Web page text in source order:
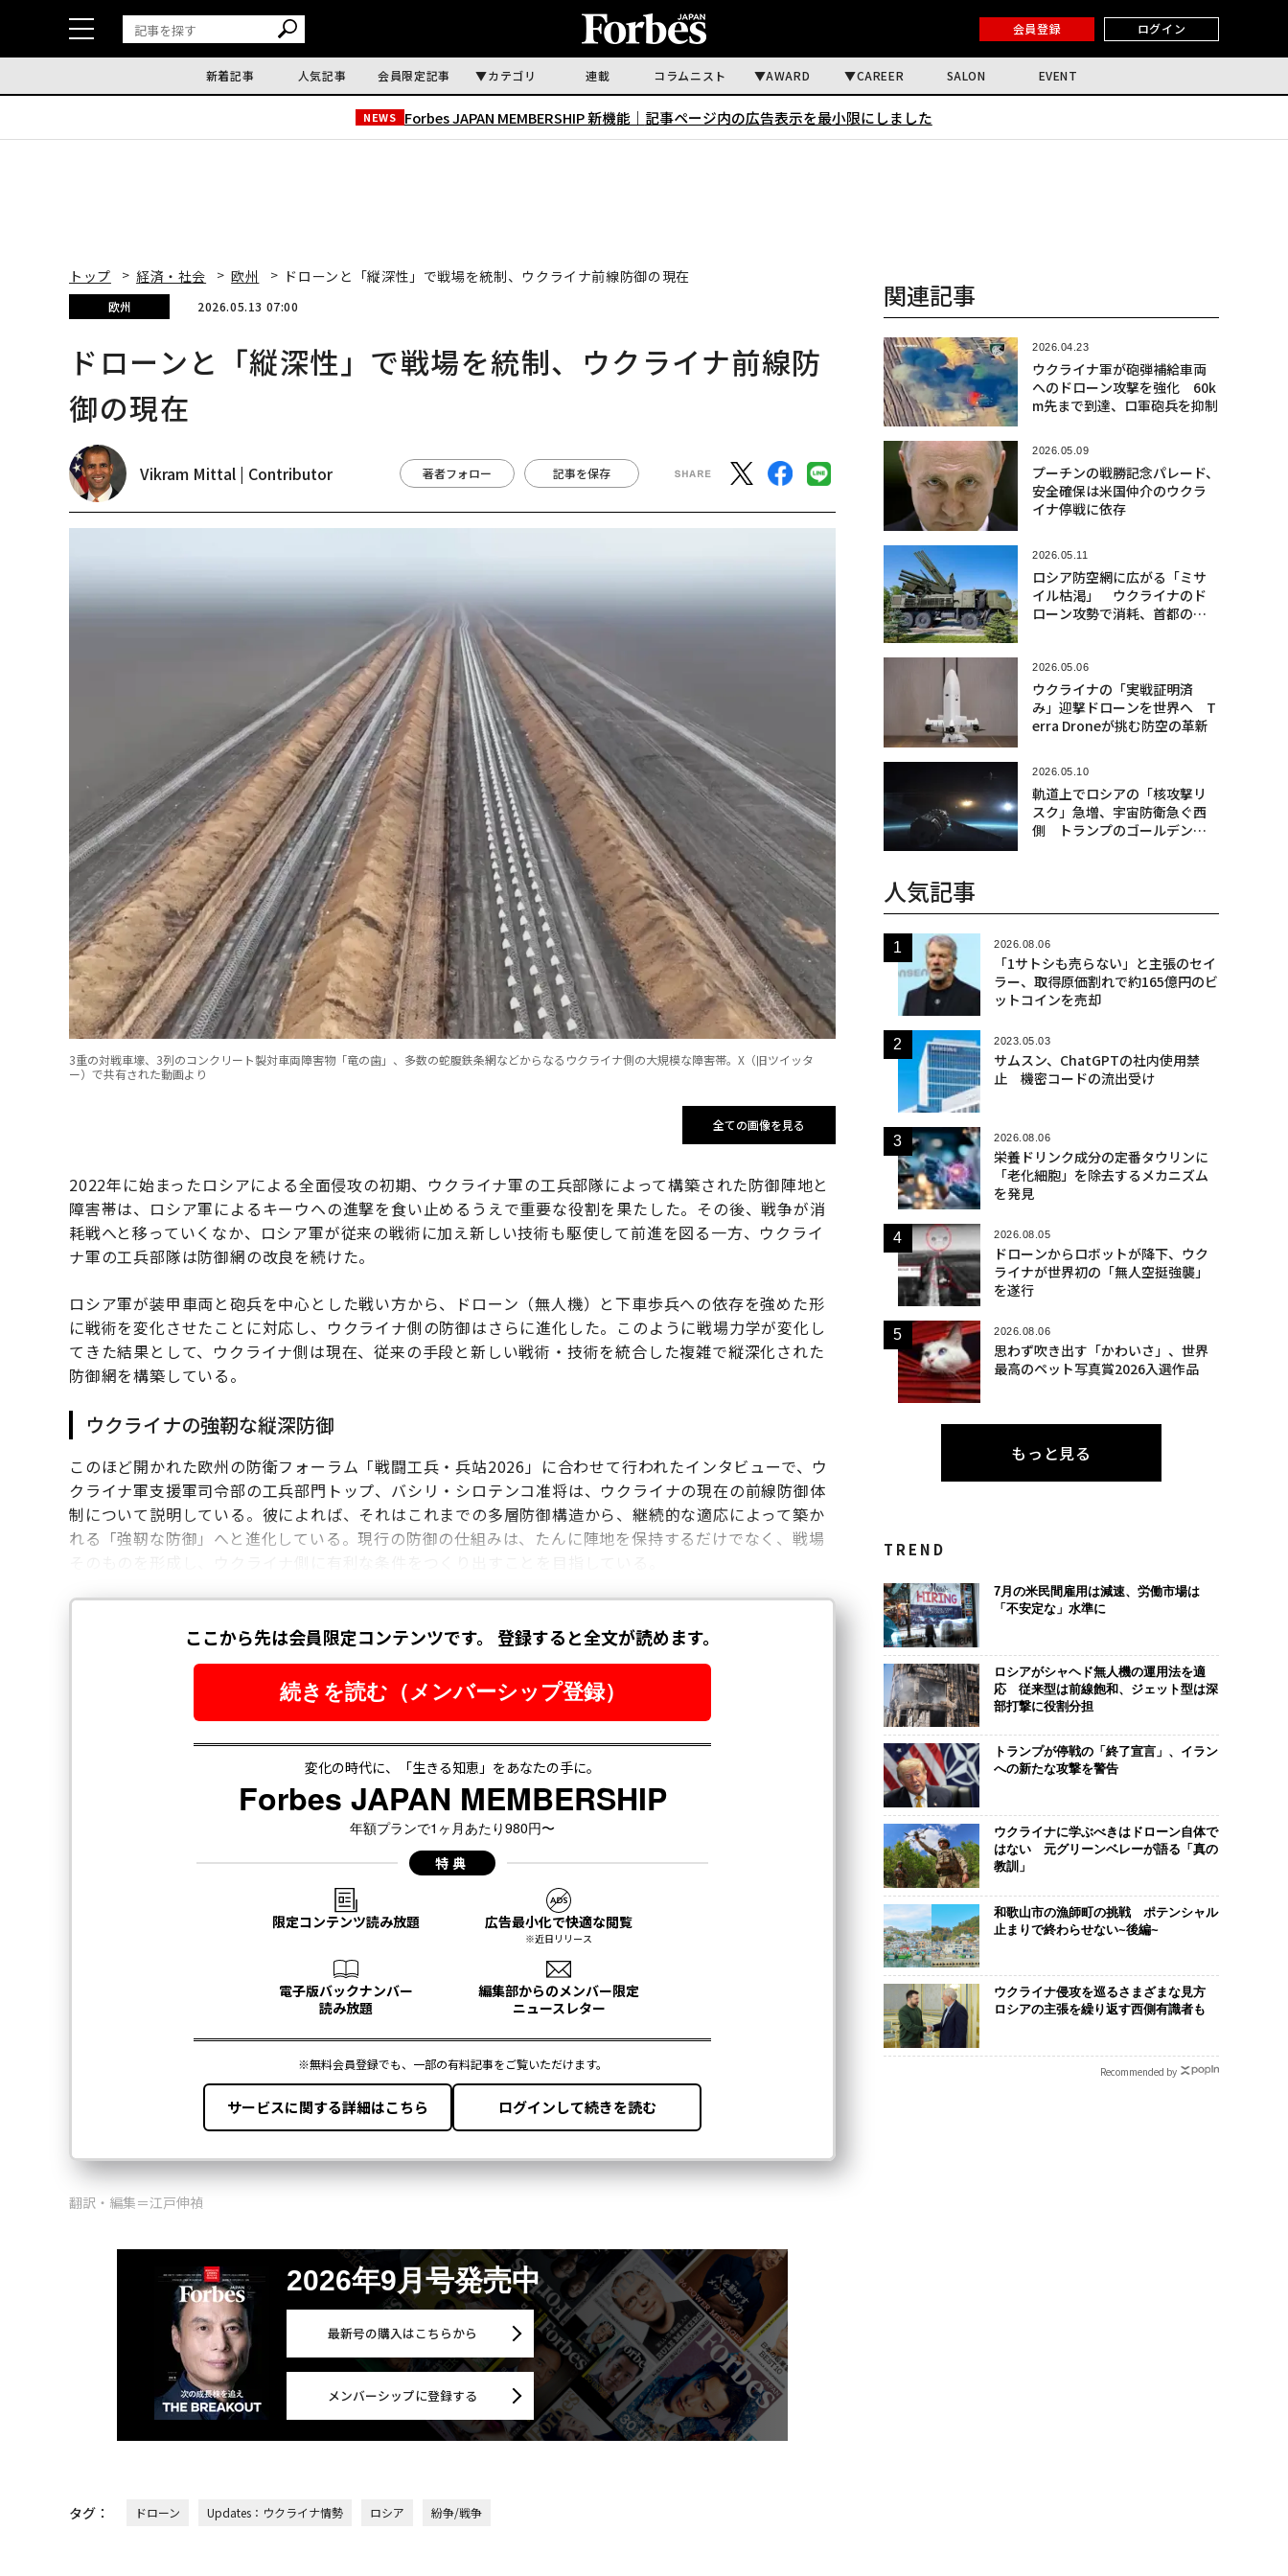
会員登録 ログイン
新着記事 人気記事 会員限定記事 カテゴリ 連載 コラムニスト AWARD CAREER SALON EVENT
NEWS Forbes JAPAN MEMBERSHIP 新機能｜ 記事ページ内の広告表示を最小限にしました
トップ 経済・社会 欧州 ドローンと「縦深性」で戦場を統制、ウクライナ前線防御の現在
欧州 2026.05.13 07:00
ドローンと「縦深性」で戦場を統制、ウクライナ前線防
御の現在
Vikram Mittal | Contributor 著者フォロー 記事を保存
3重の対戦車壕、3列のコンクリート製対車両障害物「竜の歯」、多数の蛇腹鉄条網などからなるウクライナ側の大規模な障害帯。X（旧ツイッタ
ー）で共有された動画より
全ての画像を見る
2022年に始まったロシアによる全面侵攻の初期、ウクライナ軍の工兵部隊によって構築された防御陣地と
障害帯は、ロシア軍によるキーウへの進撃を食い止めるうえで重要な役割を果たした。その後、戦争が消
耗戦へと移っていくなか、ロシア軍が従来の戦術に加え新しい技術も駆使して前進を図る一方、ウクライ
ナ軍の工兵部隊は防御網の改良を続けた。
ロシア軍が装甲車両と砲兵を中心とした戦い方から、ドローン（無人機）と下車歩兵への依存を強めた形
に戦術を変化させたことに対応し、ウクライナ側の防御はさらに進化した。このように戦場力学が変化し
てきた結果として、ウクライナ側は現在、従来の手段と新しい戦術・技術を統合した複雑で縦深化された
防御網を構築している。
ウクライナの強靭な縦深防御
このほど開かれた欧州の防衛フォーラム「戦闘工兵・兵站2026」に合わせて行われたインタビューで、ウ
クライナ軍支援軍司令部の工兵部門トップ、バシリ・シロテンコ准将は、ウクライナの現在の前線防御体
制について説明している。彼によれば、それはこれまでの多層防御構造から、継続的な適応によって築か
れる「強靭な防御」へと進化している。現行の防御の仕組みは、たんに陣地を保持するだけでなく、戦場
翻訳・編集＝江戸伸禎
2026年9月号発売中
最新号の購入はこちらから
メンバーシップに登録する
タグ： ドローン Updates：ウクライナ情勢 ロシア 紛争/戦争
関連記事
2026.04.23
ウクライナ軍が砲弾補給車両
へのドローン攻撃を強化 60k
m先まで到達、ロ軍砲兵を抑制
2026.05.09
プーチンの戦勝記念パレード、
安全確保は米国仲介のウクラ
イナ停戦に依存
2026.05.11
ロシア防空網に広がる「ミサ
イル枯渇」 ウクライナのド
ローン攻勢で消耗、首都の防
2026.05.06
ウクライナの「実戦証明済
み」迎撃ドローンを世界へ T
erra Droneが挑む防空の革新
2026.05.10
軌道上でロシアの「核攻撃リ
スク」急増、宇宙防衛急ぐ西
側 トランプのゴールデンド
人気記事
2026.08.06
「1サトシも売らない」と主張のセイ
ラー、取得原価割れで約165億円のビ
ットコインを売却
2023.05.03
サムスン、ChatGPTの社内使用禁
止 機密コードの流出受け
2026.08.06
栄養ドリンク成分の定番タウリンに
「老化細胞」を除去するメカニズム
を発見
2026.08.05
ドローンからロボットが降下、ウク
ライナが世界初の「無人空挺強襲」
を遂行
2026.08.06
思わず吹き出す「かわいさ」、世界
最高のペット写真賞2026入選作品
もっと見る
TREND
7月の米民間雇用は減速、労働市場は
「不安定な」水準に
ロシアがシャヘド無人機の運用法を適
応 従来型は前線飽和、ジェット型は深
部打撃に役割分担
トランプが停戦の「終了宣言」、イラン
への新たな攻撃を警告
ウクライナに学ぶべきはドローン自体で
はない 元グリーンベレーが語る「真の
教訓」
和歌山市の漁師町の挑戦 ポテンシャル
止まりで終わらせない~後編~
ウクライナ侵攻を巡るさまざまな見方
ロシアの主張を繰り返す西側有識者も
Recommended by